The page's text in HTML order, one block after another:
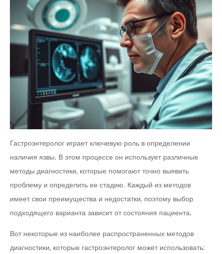
Гастроэнтеролог играет ключевую роль в определении
наличия язвы. В этом процессе он использует различные
методы диагностики, которые помогают точно выявить
проблему и определить ее стадию. Каждый из методов
имеет свои преимущества и недостатки, поэтому выбор
подходящего варианта зависит от состояния пациента.
Вот некоторые из наиболее распространенных методов
диагностики, которые гастроэнтеролог может использовать: